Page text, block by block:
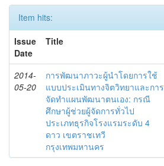
Item hits:
Issue
Date
Title
2014-
05-20
การพัฒนาภาวะผู้นำโดยการใช้
แบบประเมินทางจิตวิทยาและการ
จัดทำแผนพัฒนาตนเอง: กรณี
ศึกษาผู้ช่วยผู้จัดการทั่วไป
ประเภทธุรกิจโรงแรมระดับ 4
ดาว เขตราชเทวี
กรุงเทพมหานคร